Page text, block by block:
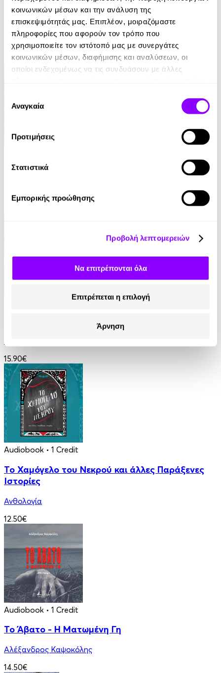
κοινωνικών μέσων και την ανάλυση της
επισκεψιμότητάς μας. Επιπλέον, μοιραζόμαστε
πληροφορίες που αφορούν τον τρόπο που
χρησιμοποιείτε τον ιστότοπό μας με συνεργάτες
κοινωνικών μέσων, διαφήμισης και αναλύσεων, οι
οποίοι ενδεχομένως να τις συνδυάσουν με άλλες
των υπηρεσιών τους.
συγκατάθεσης
Αναγκαία
Προτιμήσεις
Στατιστικά
Εμπορικής προώθησης
Προβολή λεπτομερειών
Να επιτρέπονται όλα
Επιτρέπεται η επιλογή
Άρνηση
eBook
Το Πετράδι του Χάλφλινγκ
R. A. Salvatore
9.90€
Οι Κεφαλές του Κέρβερου
Francis Stevens
15.90€
Audiobook • 1 Credit
Το Χαμόγελο του Νεκρού και άλλες Παράξενες
Ιστορίες
Ανθολογία
12.50€
Audiobook • 1 Credit
Το Άβατο - Η Ματωμένη Γη
Αλέξανδρος Καψοκόλης
14.50€